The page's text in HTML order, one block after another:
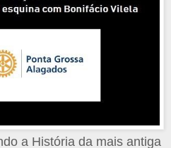
a História da mais antiga